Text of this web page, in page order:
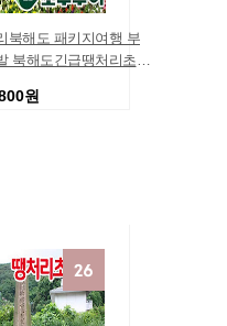
북해도 패키지여행 부
북해도긴급땡처리초특
리 일본패키지 호텔/리
원